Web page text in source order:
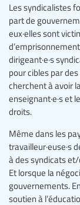
Les syndicalistes
part de
eux·elles sont
dirigeant·e·s
pour cibles par
cherchent à avoir
enseignant·e·s et
droits.
Même dans les
travailleur·euse·s
à des syndicats
Et lorsque la
gouvernements.
soutien à